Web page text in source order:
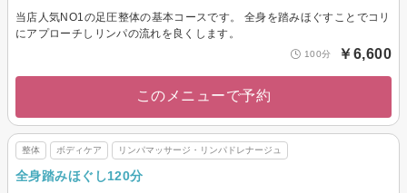
当店人気NO1の足圧整体の基本コースです。 全身を踏みほぐすことでコリ
にアプローチしリンパの流れを良くします。
100分 ￥6,600
このメニューで予約
整体 ボディケア リンパマッサージ・リンパドレナージュ
全身踏みほぐし120分